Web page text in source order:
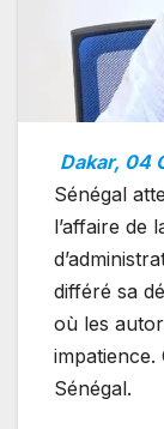
Dakar, 04
Sénégal
l’affaire de
différé sa
où les
Sénégal.